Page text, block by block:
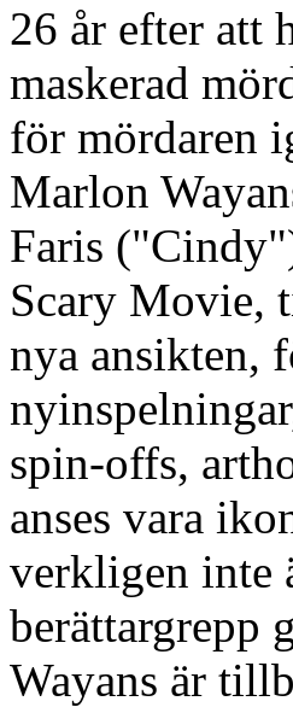
26 år efter att
maskerad
för mördaren
Marlon
Faris
Scary Movie,
nya ansikten,
spin-offs,
anses vara
verkligen inte
berättargrepp
Wayans är